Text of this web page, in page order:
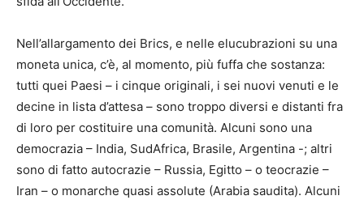
Nell’allargamento dei Brics, e nelle elucubrazioni su una
moneta unica, c’è, al momento, più fuffa che sostanza:
tutti quei Paesi – i cinque originali, i sei nuovi venuti e le
decine in lista d’attesa – sono troppo diversi e distanti fra
di loro per costituire una comunità. Alcuni sono una
democrazia – India, SudAfrica, Brasile, Argentina -; altri
sono di fatto autocrazie – Russia, Egitto – o teocrazie –
Iran – o monarche quasi assolute (Arabia saudita). Alcuni